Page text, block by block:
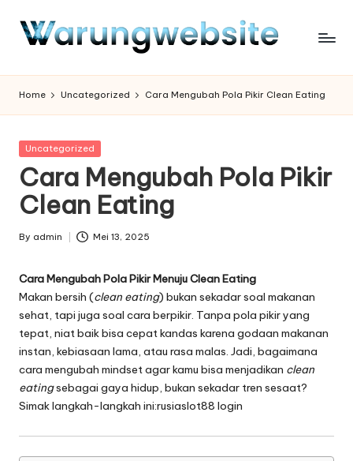
Home Uncategorized Cara Mengubah Pola Pikir Clean Eating
Posted
Uncategorized
Cara Mengubah Pola Pikir
Clean Eating
Posted
By admin Mei 13, 2025
Cara Mengubah Pola Pikir Menuju Clean Eating
Makan bersih (clean eating) bukan sekadar soal makanan
sehat, tapi juga soal cara berpikir. Tanpa pola pikir yang
tepat, niat baik bisa cepat kandas karena godaan makanan
instan, kebiasaan lama, atau rasa malas. Jadi, bagaimana
cara mengubah mindset agar kamu bisa menjadikan clean
eatingsebagai gaya hidup, bukan sekadar tren sesaat?
Simak langkah-langkah ini:rusiaslot88 login